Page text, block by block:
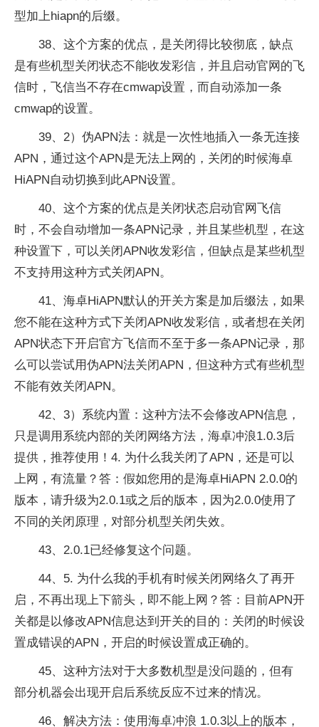
型加上hiapn的后缀。
38、这个方案的优点，是关闭得比较彻底，缺点
是有些机型关闭状态不能收发彩信，并且启动官网的飞
信时，飞信当不存在cmwap设置，而自动添加一条
cmwap的设置。
39、2）伪APN法：就是一次性地插入一条无连接
APN，通过这个APN是无法上网的，关闭的时候海卓
HiAPN自动切换到此APN设置。
40、这个方案的优点是关闭状态启动官网飞信
时，不会自动增加一条APN记录，并且某些机型，在这
种设置下，可以关闭APN收发彩信，但缺点是某些机型
不支持用这种方式关闭APN。
41、海卓HiAPN默认的开关方案是加后缀法，如果
您不能在这种方式下关闭APN收发彩信，或者想在关闭
APN状态下开启官方飞信而不至于多一条APN记录，那
么可以尝试用伪APN法关闭APN，但这种方式有些机型
不能有效关闭APN。
42、3）系统内置：这种方法不会修改APN信息，
只是调用系统内部的关闭网络方法，海卓冲浪1.0.3后
提供，推荐使用！4. 为什么我关闭了APN，还是可以
上网，有流量？答：假如您用的是海卓HiAPN 2.0.0的
版本，请升级为2.0.1或之后的版本，因为2.0.0使用了
不同的关闭原理，对部分机型关闭失效。
43、2.0.1已经修复这个问题。
44、5. 为什么我的手机有时候关闭网络久了再开
启，不再出现上下箭头，即不能上网？答：目前APN开
关都是以修改APN信息达到开关的目的：关闭的时候设
置成错误的APN，开启的时候设置成正确的。
45、这种方法对于大多数机型是没问题的，但有
部分机器会出现开启后系统反应不过来的情况。
46、解决方法：使用海卓冲浪 1.0.3以上的版本，